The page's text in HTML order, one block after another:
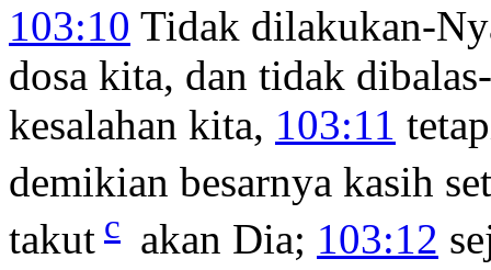
103:10 Tidak dilakukan-
dosa kita, dan tidak
kesalahan kita, 103:11
demikian besarnya kasih
takut c akan Dia; 103:12